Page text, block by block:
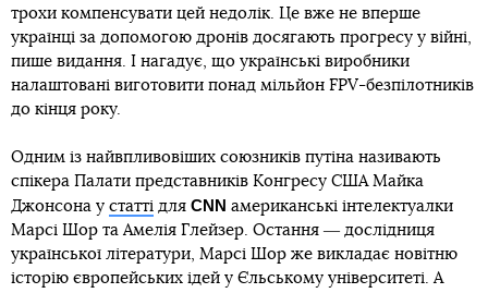
трохи компенсувати цей недолік. Це вже не вперше
українці за допомогою дронів досягають прогресу у війні,
пише видання. І нагадує, що українські виробники
налаштовані виготовити понад мільйон FPV-безпілотників
до кінця року.
Одним із найвпливовіших союзників путіна називають
спікера Палати представників Конгресу США Майка
Джонсона у статті для CNN американські інтелектуалки
Марсі Шор та Амелія Глейзер. Остання ― дослідниця
української літератури, Марсі Шор же викладає новітню
історію європейських ідей у Єльському університеті. А